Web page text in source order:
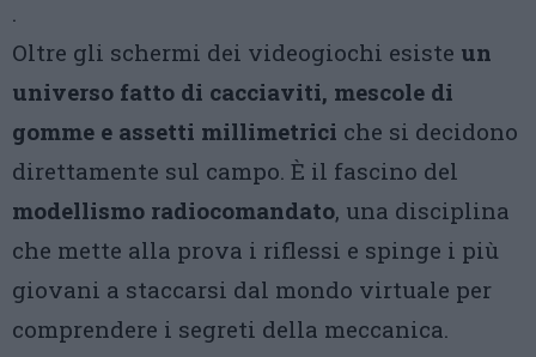
.
Oltre gli schermi dei videogiochi esiste un
universo fatto di cacciaviti, mescole di
gomme e assetti millimetrici che si decidono
direttamente sul campo. È il fascino del
modellismo radiocomandato, una disciplina
che mette alla prova i riflessi e spinge i più
giovani a staccarsi dal mondo virtuale per
comprendere i segreti della meccanica.